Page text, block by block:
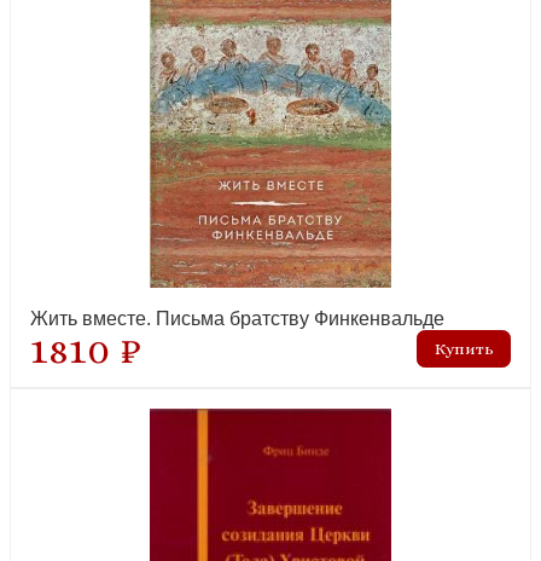
Библейский квестбук. Бытие
рекомендуем
Библия и церковь о проблеме войны и мира
лидер продаж
Жить вместе. Письма братству Финкенвальде
1810 ₽